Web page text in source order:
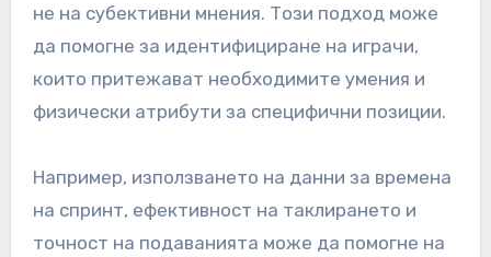
не на субективни мнения. Този подход може
да помогне за идентифициране на играчи,
които притежават необходимите умения и
физически атрибути за специфични позиции.
Например, използването на данни за времена
на спринт, ефективност на таклирането и
точност на подаванията може да помогне на